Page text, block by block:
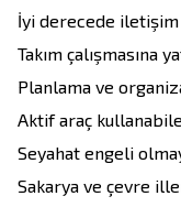
İyi derecede
Takım çalışmasına
Planlama ve
Aktif araç
Seyahat engeli
Sakarya ve çevre